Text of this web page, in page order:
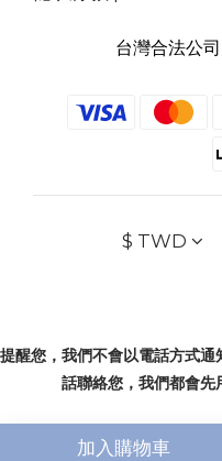
加入購物車
台灣合法公司
$ TWD
提醒您，我們不會以電話方式
話聯絡您，我們都會先